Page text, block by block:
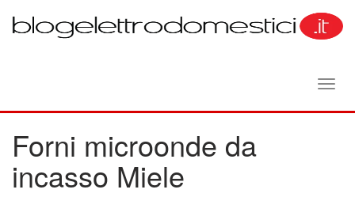
Forni microonde da
incasso Miele